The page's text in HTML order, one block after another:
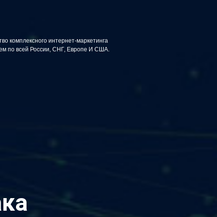
комплексного интернет-маркетинга
по всей России, СНГ, Европе И США.
5из10